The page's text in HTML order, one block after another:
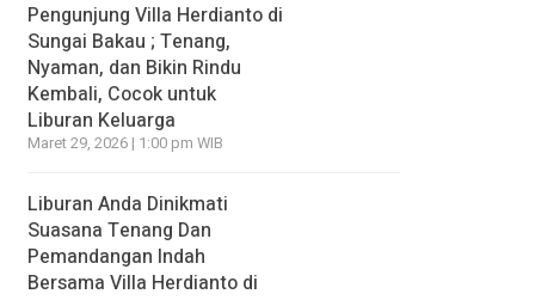
Pengunjung Villa Herdianto di
Sungai Bakau ; Tenang,
Nyaman, dan Bikin Rindu
Kembali, Cocok untuk
Liburan Keluarga
Maret 29, 2026 | 1:00 pm WIB
Liburan Anda Dinikmati
Suasana Tenang Dan
Pemandangan Indah
Bersama Villa Herdianto di